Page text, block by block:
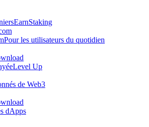
EarnStaking
Pour les utilisateurs du quotidien
Level Up
de Web3
dApps